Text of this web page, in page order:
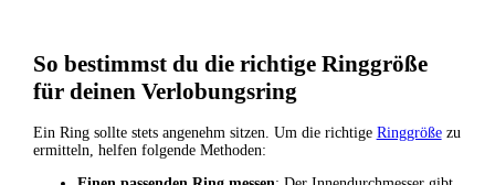
So bestimmst du die richtige Ringgröße
für deinen Verlobungsring
Ein Ring sollte stets angenehm sitzen. Um die richtige Ringgrößezu
ermitteln, helfen folgende Methoden: